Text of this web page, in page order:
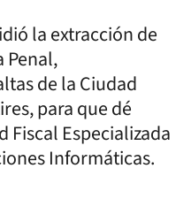
la extracción de
Penal,
de la Ciudad
para que dé
Fiscal Especializada
Informáticas.